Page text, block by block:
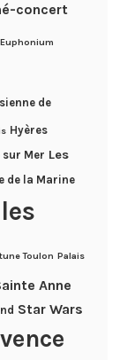
concert
Euphonium
de
Hyères
sur Mer Les
de la Marine
Toulon Palais
Anne
Star Wars